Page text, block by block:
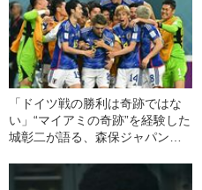
「ドイツ戦の勝利は奇跡ではな
い」“マイアミの奇跡”を経験した
城彰二が語る、森保ジャパンと